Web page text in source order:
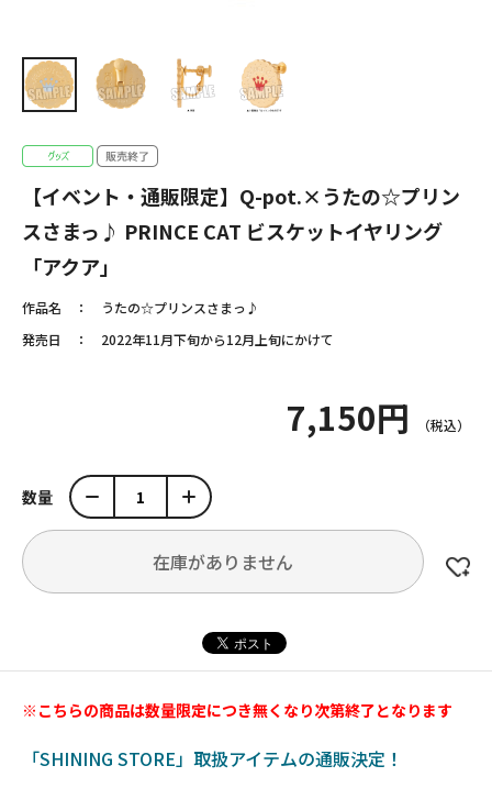
【イベント・通販限定】Q-pot.×うたの☆プリン
スさまっ♪ PRINCE CAT ビスケットイヤリング
「アクア」
作品名
うたの☆プリンスさまっ♪
発売日
2022年11月下旬から12月上旬にかけて
7,150円
数量
在庫がありません
※こちらの商品は数量限定につき無くなり次第終了となります
「SHINING STORE」取扱アイテムの通販決定！